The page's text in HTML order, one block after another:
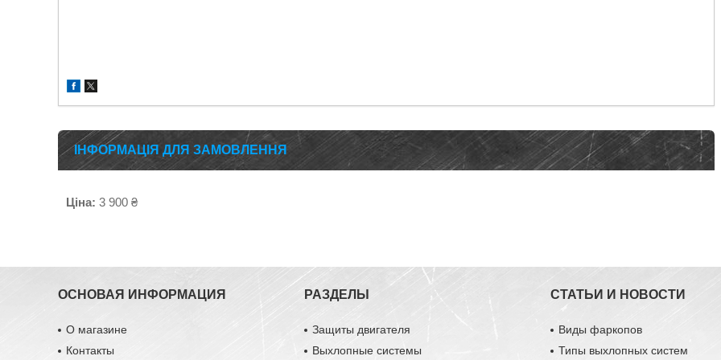
ІНФОРМАЦІЯ ДЛЯ ЗАМОВЛЕННЯ
Ціна: 3 900 ₴
ОСНОВАЯ ИНФОРМАЦИЯ
О магазине
Контакты
РАЗДЕЛЫ
Защиты двигателя
Выхлопные системы
СТАТЬИ И НОВОСТИ
Виды фаркопов
Типы выхлопных систем